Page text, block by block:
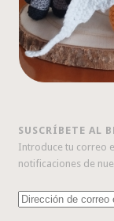
SUSCRÍBETE AL
Introduce tu correo
notificaciones de
Dirección